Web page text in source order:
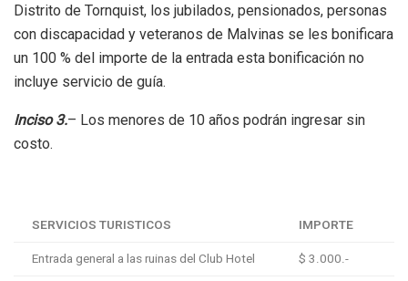
Distrito de Tornquist, los jubilados, pensionados, personas
con discapacidad y veteranos de Malvinas se les bonificara
un 100 % del importe de la entrada esta bonificación no
incluye servicio de guía.
Inciso 3.– Los menores de 10 años podrán ingresar sin
costo.
SERVICIOS TURISTICOS
IMPORTE
Entrada general a las ruinas del Club Hotel
$ 3.000.-